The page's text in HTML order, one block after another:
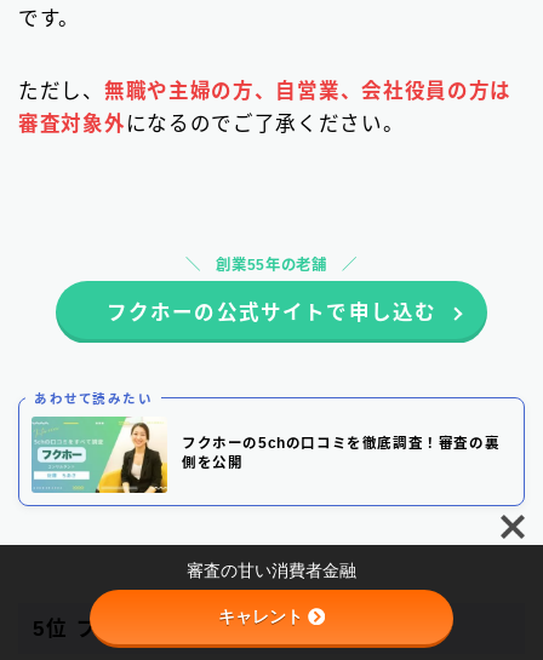
です。
ただし、 無職や主婦の方、自営業、会社役員の方は
審査対象外 になるのでご了承ください。
創業55年の老舗
フクホーの公式サイトで申し込む
あわせて読みたい
フクホーの5chの口コミを徹底調査！審査の裏
側を公開
5位 プラン
審査の甘い消費者金融
キャレント